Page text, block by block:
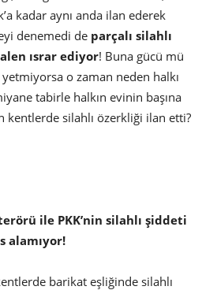
kadar aynı anda ilan ederek
denemedi de parçalı silahlı
ısrar ediyor! Buna gücü mü
o zaman neden halkı
tabirle halkın evinin başına
kentlerde silahlı özerkliği ilan etti?
ile PKK’nin silahlı şiddeti
alamıyor!
barikat eşliğinde silahlı